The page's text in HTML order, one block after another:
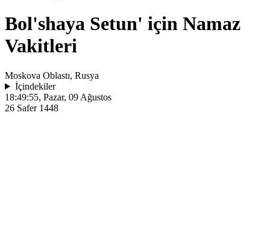
Bol'shaya Setun' için Namaz
Vakitleri
Moskova Oblastı, Rusya
İçindekiler
18:49:55, Pazar, 09 Ağustos
26 Safer 1448